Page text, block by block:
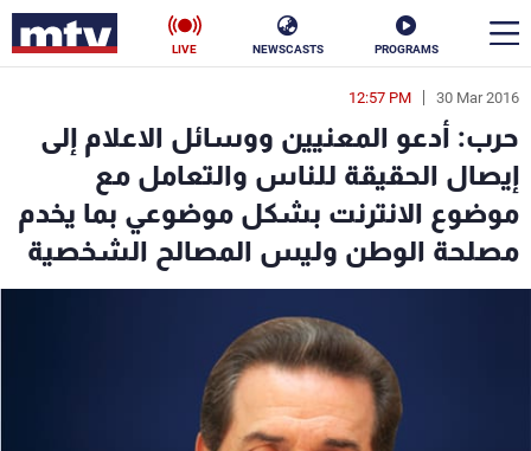
PROGRAMS
NEWSCASTS
LIVE
30 Mar 2016
12:57 PM
حرب: أدعو المعنيين ووسائل الاعلام إلى
إيصال الحقيقة للناس والتعامل مع
موضوع الانترنت بشكل موضوعي بما يخدم
مصلحة الوطن وليس المصالح الشخصية
en
الأخبار
سياسة ناس
رياضة